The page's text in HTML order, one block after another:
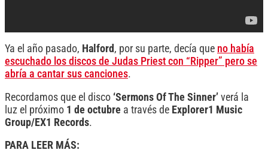
Ya el año pasado, Halford , por su parte, decía que no había
escuchado los discos de Judas Priest con “Ripper” pero se
abría a cantar sus canciones.
Recordamos que el disco ‘Sermons Of The Sinner’ verá la
luz el próximo 1 de octubre a través de Explorer1 Music
Group/EX1 Records.
PARA LEER MÁS: